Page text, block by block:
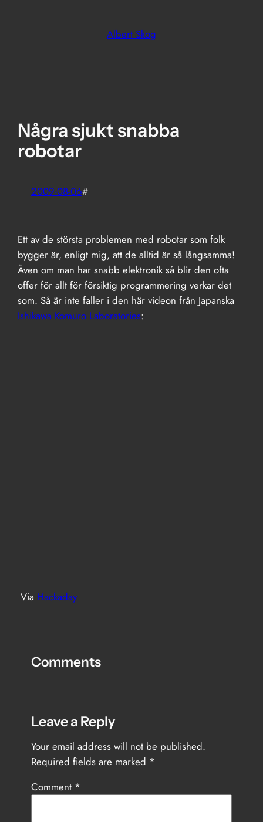
Albert Skog
Några sjukt snabba
robotar
2009-08-06#
Ett av de största problemen med robotar som folk
bygger är, enligt mig, att de alltid är så långsamma!
Även om man har snabb elektronik så blir den ofta
offer för allt för försiktig programmering verkar det
som. Så är inte faller i den här videon från Japanska
Ishikawa Komuro Laboratories:
Via Hackaday
Comments
Leave a Reply
Your email address will not be published.
Required fields are marked *
Comment *